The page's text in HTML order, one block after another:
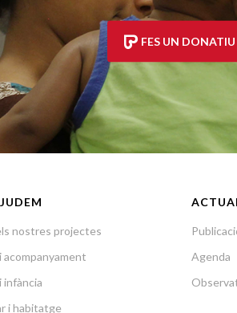
FES UN DONATIU
nostres projectes
acompanyament
infància
i habitatge
Agenda